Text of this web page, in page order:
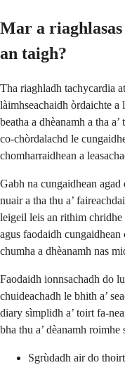
Mar a
an taigh?
Tha riaghladh tachycardia
làimhseachaidh òrdaichte a
beatha a dhèanamh a tha
co-chòrdalachd le
chomharraidhean a
Gabh na cungaidhean
nuair a tha thu a’
leigeil leis an rithim chridhe
agus faodaidh
chumha a dhèanamh nas
Faodaidh ionnsachadh do
chuideachadh le bhith a’
diary sìmplidh a’ toirt fa-
bha thu a’ dèanamh roimhe
Sgrùdadh air do